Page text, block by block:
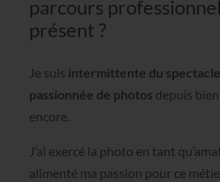
parcours professionnel
présent ?
Je suis intermittente du
passionnée de photos depuis
encore.
J’ai exercé la photo en tant
alimenté ma passion pour ce